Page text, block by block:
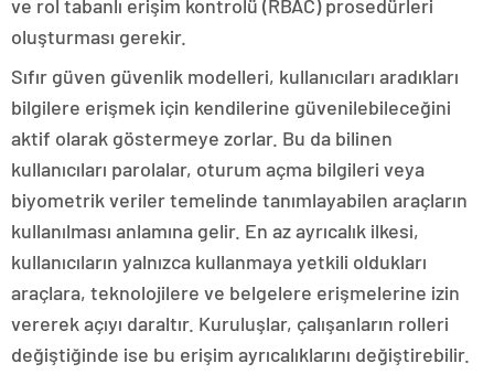
ve rol tabanlı erişim kontrolü (RBAC) prosedürleri
oluşturması gerekir.
Sıfır güven güvenlik modelleri, kullanıcıları aradıkları
bilgilere erişmek için kendilerine güvenilebileceğini
aktif olarak göstermeye zorlar. Bu da bilinen
kullanıcıları parolalar, oturum açma bilgileri veya
biyometrik veriler temelinde tanımlayabilen araçların
kullanılması anlamına gelir. En az ayrıcalık ilkesi,
kullanıcıların yalnızca kullanmaya yetkili oldukları
araçlara, teknolojilere ve belgelere erişmelerine izin
vererek açıyı daraltır. Kuruluşlar, çalışanların rolleri
değiştiğinde ise bu erişim ayrıcalıklarını değiştirebilir.